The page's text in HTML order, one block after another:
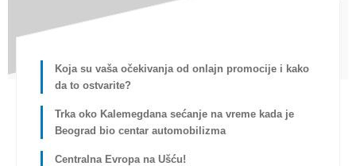
Koja su vaša očekivanja od onlajn promocije i kako
da to ostvarite?
Trka oko Kalemegdana sećanje na vreme kada je
Beograd bio centar automobilizma
Centralna Evropa na Ušću!